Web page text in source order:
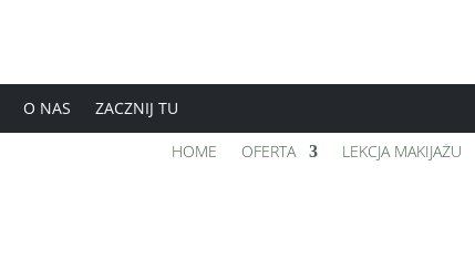
O NAS ZACZNIJ TU
HOME OFERTA LEKCJA MAKIJAŻU